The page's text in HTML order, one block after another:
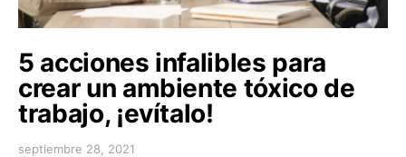
5 acciones infalibles para
crear un ambiente tóxico de
trabajo, ¡evítalo!
septiembre 28, 2021